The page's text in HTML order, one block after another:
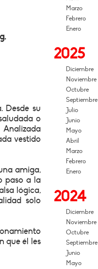
Desde su
o
vestido
amiga,
paso a la
lógica,
solo
que él les
Marzo
Febrero
Enero
2025
Diciembre
Noviembre
Octubre
Septiembre
Julio
Junio
Mayo
Abril
Marzo
Febrero
Enero
2024
Diciembre
Noviembre
Octubre
Septiembre
Junio
Mayo